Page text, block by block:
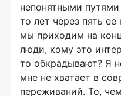
непонятными путями
то лет через пять
мы приходим на
люди, кому это
то обкрадывают? Я
мне не хватает в
переживаний. То,